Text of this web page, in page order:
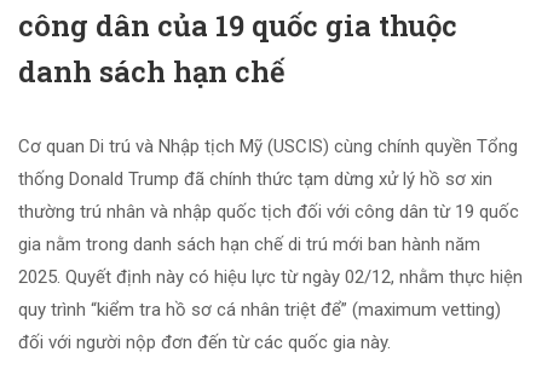
công dân của 19 quốc gia thuộc
danh sách hạn chế
Cơ quan Di trú và Nhập tịch Mỹ (USCIS) cùng chính quyền Tổng
thống Donald Trump đã chính thức tạm dừng xử lý hồ sơ xin
thường trú nhân và nhập quốc tịch đối với công dân từ 19 quốc
gia nằm trong danh sách hạn chế di trú mới ban hành năm
2025. Quyết định này có hiệu lực từ ngày 02/12, nhằm thực hiện
quy trình “kiểm tra hồ sơ cá nhân triệt để” (maximum vetting)
đối với người nộp đơn đến từ các quốc gia này.